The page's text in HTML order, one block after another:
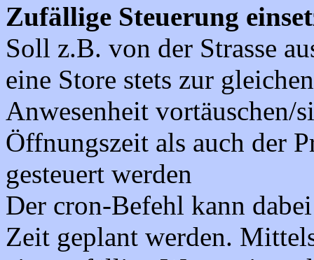
Zufällige Steuerung
Soll z.B. von der Strasse
eine Store stets zur
Anwesenheit vortäuschen/
Öffnungszeit als auch der
gesteuert werden
Der cron-Befehl kann
Zeit geplant werden.